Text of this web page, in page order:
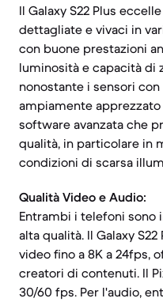
Il Galaxy S22 Plus
dettagliate e vivaci in
con buone prestazioni
luminosità e capacità di
nonostante i sensori
ampiamente
software avanzata che
qualità, in particolare in
condizioni di scarsa
Qualità Video e Audio:
Entrambi i telefoni sono
alta qualità. Il Galaxy
video fino a 8K a 24fps,
creatori di contenuti. Il
30/60 fps. Per l'audio,